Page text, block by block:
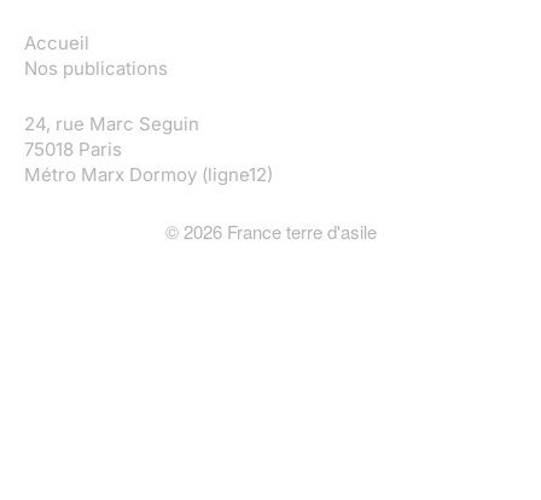
Accueil
Nos publications
24, rue Marc Seguin
75018 Paris
Métro Marx Dormoy (ligne12)
© 2026France terre d'asile